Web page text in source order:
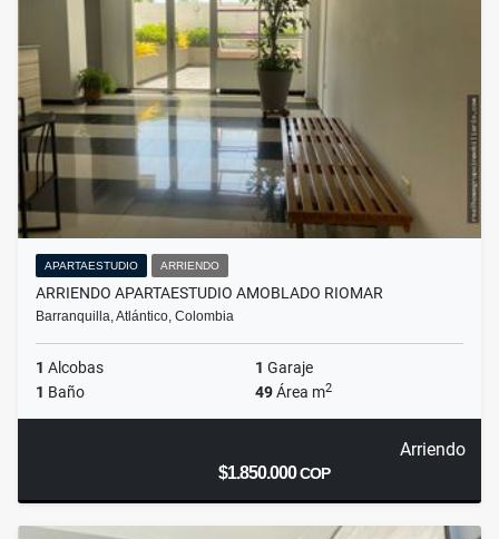
APARTAESTUDIO ARRIENDO
ARRIENDO APARTAESTUDIO AMOBLADO RIOMAR
Barranquilla, Atlántico, Colombia
1 Alcobas 1 Garaje
1 Baño 49Área m2
Arriendo
$1.850.000COP